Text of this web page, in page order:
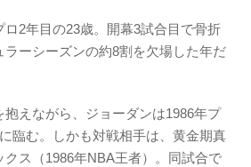
2年目の23歳。開幕3試合目で骨折
ーシーズンの約8割を欠場した年だ
えながら、ジョーダンは1986年プ
臨む。しかも対戦相手は、黄金期真
クス（1986年NBA王者）。同試合で